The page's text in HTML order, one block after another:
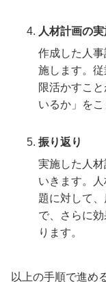
人材計画の
作成した人
施します。
限活かすこ
いるか」をこ
振り返り
実施した人
いきます。
題に対して
で、さらに
ります。
以上の手順で進め